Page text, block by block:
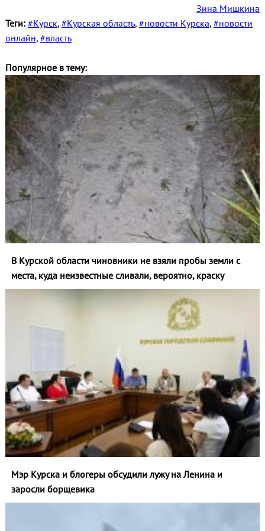
Зина Мишкина
Теги: #Курск, #Курская область, #новости Курска, #новости
онлайн, #власть
Популярное в тему:
В Курской области чиновники не взяли пробы земли с
места, куда неизвестные сливали, вероятно, краску
Мэр Курска и блогеры обсудили лужу на Ленина и
заросли борщевика